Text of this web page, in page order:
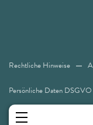
Rechtliche Hinweise
Persönliche Daten DSGVO
Sitemap